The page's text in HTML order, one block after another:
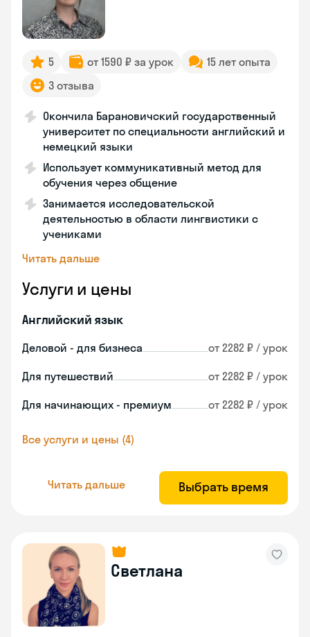
5 от 1590 ₽ за урок
15 лет опыта
3 отзыва
Окончила Барановичский государственный
университет по специальности английский и
немецкий языки
Использует коммуникативный метод для
обучения через общение
Занимается исследовательской
деятельностью в области лингвистики с
учениками
Читать дальше
Услуги и цены
Английский язык
Деловой - для бизнеса от 2282 ₽ / урок
Для путешествий от 2282 ₽ / урок
Для начинающих - премиум от 2282 ₽ / урок
Все услуги и цены (4)
Читать дальше Выбрать время
Светлана